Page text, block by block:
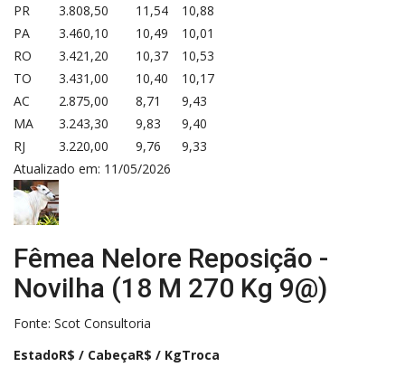
PR
3.808,50 11,54
10,88
PA
3.460,10 10,49
10,01
RO
3.421,20 10,37
10,53
TO
3.431,00 10,40
10,17
AC
2.875,00 8,71
9,43
MA
3.243,30 9,83
9,40
RJ
3.220,00 9,76
9,33
Atualizado em: 11/05/2026
Fêmea Nelore Reposição -
Novilha (18 M 270 Kg 9@)
Fonte: Scot Consultoria
EstadoR$ / CabeçaR$ / KgTroca